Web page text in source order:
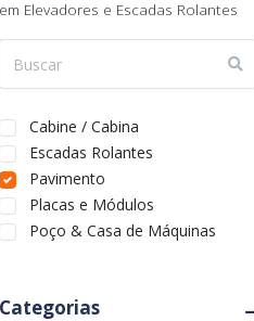
Rio Grande do Sul
Rondônia
Roraima
Santa Catarina
São Paulo
Sergipe
Categorias
em Elevadores e Escadas Rolantes
Cabine / Cabina
Escadas Rolantes
Pavimento
Placas e Módulos
Poço & Casa de Máquinas